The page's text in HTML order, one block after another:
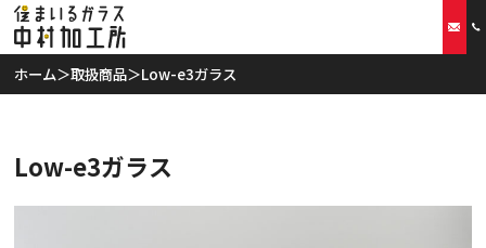
当社の特徴
ホーム＞取扱商品＞Low-e3ガラス
Low-e3ガラス